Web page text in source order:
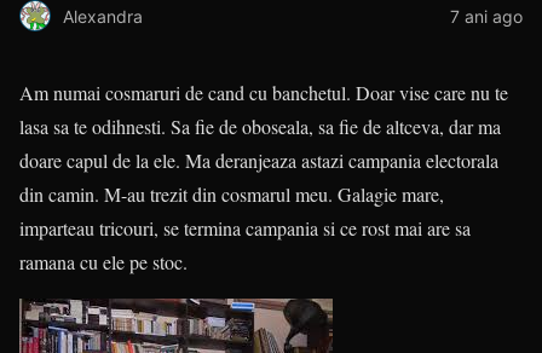
Alexandra 7 ani ago
Am numai cosmaruri de cand cu banchetul. Doar vise care nu te
lasa sa te odihnesti. Sa fie de oboseala, sa fie de altceva, dar ma
doare capul de la ele. Ma deranjeaza astazi campania electorala
din camin. M-au trezit din cosmarul meu. Galagie mare,
imparteau tricouri, se termina campania si ce rost mai are sa
ramana cu ele pe stoc.